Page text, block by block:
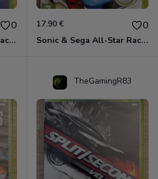
0
Sonic & Sega All-Star Racing avec Banjo-Kazooie Xbox 360
17.90 € 0
Sonic & Sega All-Star Racing - Transformed Xbox 360
TheGamingR83